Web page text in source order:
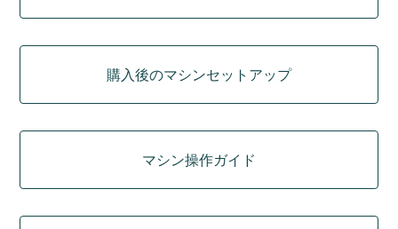
購入後のマシンセットアップ
マシン操作ガイド